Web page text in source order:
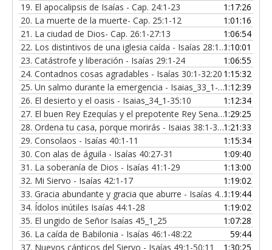
19. El apocalipsis de Isaías - Cap. 24:1-23
1:17:26
20. La muerte de la muerte- Cap. 25:1-12
1:01:16
21. La ciudad de Dios- Cap. 26:1-27:13
1:06:54
22. Los distintivos de una iglesia caída - Isaías 28:1-29 1:10:01
23. Catástrofe y liberación - Isaías 29:1-24
1:06:55
24. Contadnos cosas agradables - Isaías 30:1-32:20 1:15:32
25. Un salmo durante la emergencia - Isaias_33_1-24 1:12:39
26. El desierto y el oasis - Isaias_34_1-35:10
1:12:34
27. El buen Rey Ezequías y el prepotente Rey Senaquerib - Isaías 36:1-37:38 1:29:25
28. Ordena tu casa, porque morirás - Isaias 38:1-39:8
1:21:33
29. Consolaos - Isaías 40:1-11
1:15:34
30. Con alas de águila - Isaías 40:27-31
1:09:40
31. La soberanía de Dios - Isaías 41:1-29
1:13:00
32. Mi Siervo - Isaías 42:1-17
1:19:02
33. Gracia abundante y gracia que aburre - Isaías 42:18-43:28 1:19:44
34. Ídolos inútiles Isaías 44:1-28
1:19:02
35. El ungido de Señor Isaías 45_1_25
1:07:28
36. La caída de Babilonia - Isaías 46:1-48:22
59:44
37. Nuevos cánticos del Siervo - Isaías 49:1-50:11
1:30:25